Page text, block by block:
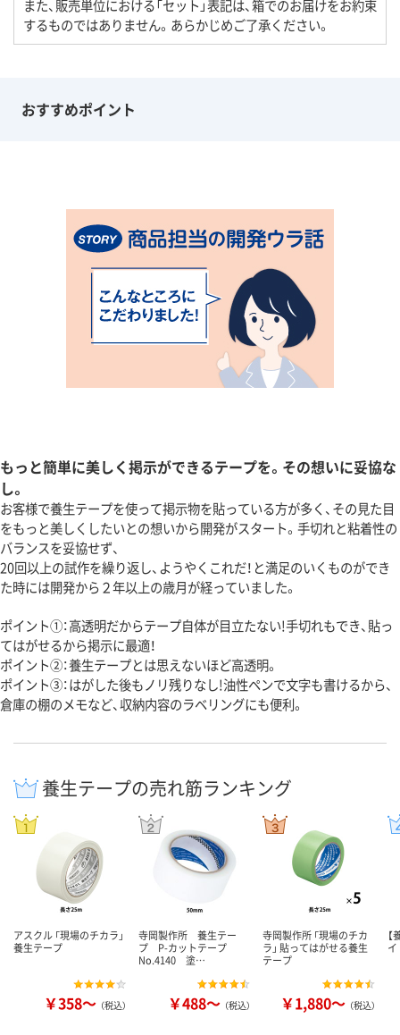
また、販売単位における「セット」表記は、箱でのお届けをお約束
するものではありません。あらかじめご了承ください。
おすすめポイント
もっと簡単に美しく掲示ができるテープを。その想いに妥協な
し。
お客様で養生テープを使って掲示物を貼っている方が多く、その見た目
をもっと美しくしたいとの想いから開発がスタート。手切れと粘着性の
バランスを妥協せず、
20回以上の試作を繰り返し、ようやくこれだ！と満足のいくものができ
た時には開発から２年以上の歳月が経っていました。
ポイント①：高透明だからテープ自体が目立たない!手切れもでき、貼っ
てはがせるから掲示に最適！
ポイント②：養生テープとは思えないほど高透明。
ポイント③：はがした後もノリ残りなし!油性ペンで文字も書けるから、
倉庫の棚のメモなど、収納内容のラベリングにも便利。
養生テープの売れ筋ランキング
アスクル 「現場のチカラ」
養生テープ
￥358～ （税込）
寺岡製作所 養生テー
プ P-カットテープ
No.4140 塗…
￥488～ （税込）
寺岡製作所 「現場のチカ
ラ」 貼ってはがせる養生
テープ
￥1,880～ （税込）